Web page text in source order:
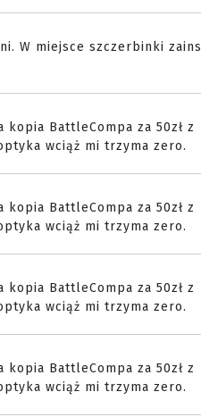
W miejsce szczerbinki
kopia BattleCompa za 50zł z
wciąż mi trzyma zero.
kopia BattleCompa za 50zł z
wciąż mi trzyma zero.
kopia BattleCompa za 50zł z
wciąż mi trzyma zero.
kopia BattleCompa za 50zł z
wciąż mi trzyma zero.